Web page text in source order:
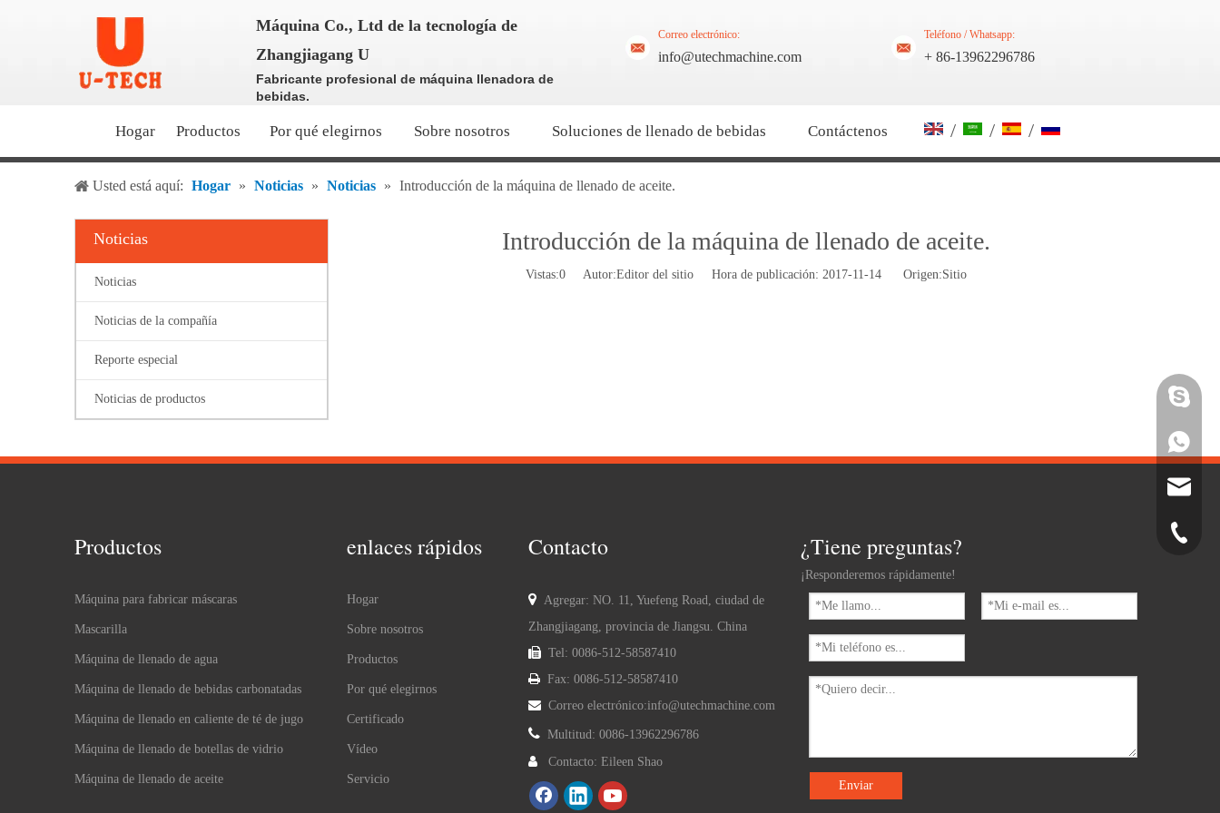
Máquina Co., Ltd de la tecnología de
Zhangjiagang U
Fabricante profesional de máquina llenadora de
bebidas.
Correo electrónico:
info@utechmachine.com
Teléfono / Whatsapp:
+ 86-13962296786
Hogar Productos Por qué elegirnos Sobre nosotros Soluciones de llenado de bebidas Contáctenos / / /
Usted está aquí: Hogar » Noticias » Noticias » Introducción de la máquina de llenado de aceite.
Noticias
Noticias
Noticias de la compañía
Reporte especial
Noticias de productos
Introducción de la máquina de llenado de aceite.
Vistas:0 Autor:Editor del sitio Hora de publicación: 2017-11-14 Origen:Sitio
Productos
Máquina para fabricar máscaras
Mascarilla
Máquina de llenado de agua
Máquina de llenado de bebidas carbonatadas
Máquina de llenado en caliente de té de jugo
Máquina de llenado de botellas de vidrio
Máquina de llenado de aceite
enlaces rápidos
Hogar
Sobre nosotros
Productos
Por qué elegirnos
Certificado
Vídeo
Servicio
Contacto
 Agregar: NO. 11, Yuefeng Road, ciudad de
Zhangjiagang, provincia de Jiangsu. China
 Tel: 0086-512-58587410
 Fax: 0086-512-58587410
 Correo electrónico:info@utechmachine.com
 Multitud: 0086-13962296786
 Contacto: Eileen Shao
¿Tiene preguntas?
¡Responderemos rápidamente!
Enviar
Skype
Whatsapp
Correo
Teléfono